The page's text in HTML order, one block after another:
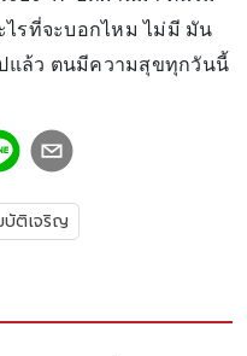
รที่จะบอกไหม ไม่มี มัน
แล้ว ตนมีความสุขทุกวันนี้
ติเจริญ